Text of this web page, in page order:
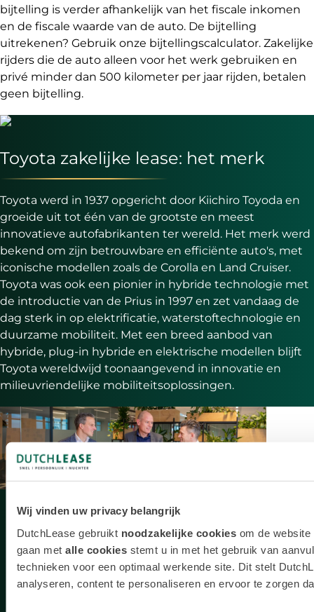
Wij vinden uw privacy belangrijk
DutchLease gebruikt noodzakelijke cookies om de
gaan met alle cookies stemt u in met het gebruik van
technieken voor een optimaal werkende site. Dit stelt
analyseren, content te personaliseren en ervoor te zorgen
bijtelling is verder afhankelijk van het fiscale inkomen
en de fiscale waarde van de auto. De bijtelling
uitrekenen? Gebruik onze bijtellingscalculator. Zakelijke
rijders die de auto alleen voor het werk gebruiken en
privé minder dan 500 kilometer per jaar rijden, betalen
geen bijtelling.
Toyota zakelijke lease: het merk
Toyota werd in 1937 opgericht door Kiichiro Toyoda en
groeide uit tot één van de grootste en meest
innovatieve autofabrikanten ter wereld. Het merk werd
bekend om zijn betrouwbare en efficiënte auto's, met
iconische modellen zoals de Corolla en Land Cruiser.
Toyota was ook een pionier in hybride technologie met
de introductie van de Prius in 1997 en zet vandaag de
dag sterk in op elektrificatie, waterstoftechnologie en
duurzame mobiliteit. Met een breed aanbod van
hybride, plug-in hybride en elektrische modellen blijft
Toyota wereldwijd toonaangevend in innovatie en
milieuvriendelijke mobiliteitsoplossingen.
Waarom DutchLease?
50 jaar lease-ervaring
Altijd een snelle reactie